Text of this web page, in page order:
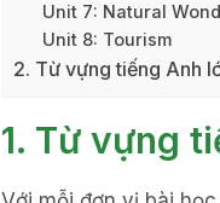
Unit 7: Natural
Unit 8: Tourism
2. Từ vựng tiếng Anh
1. Từ vựng